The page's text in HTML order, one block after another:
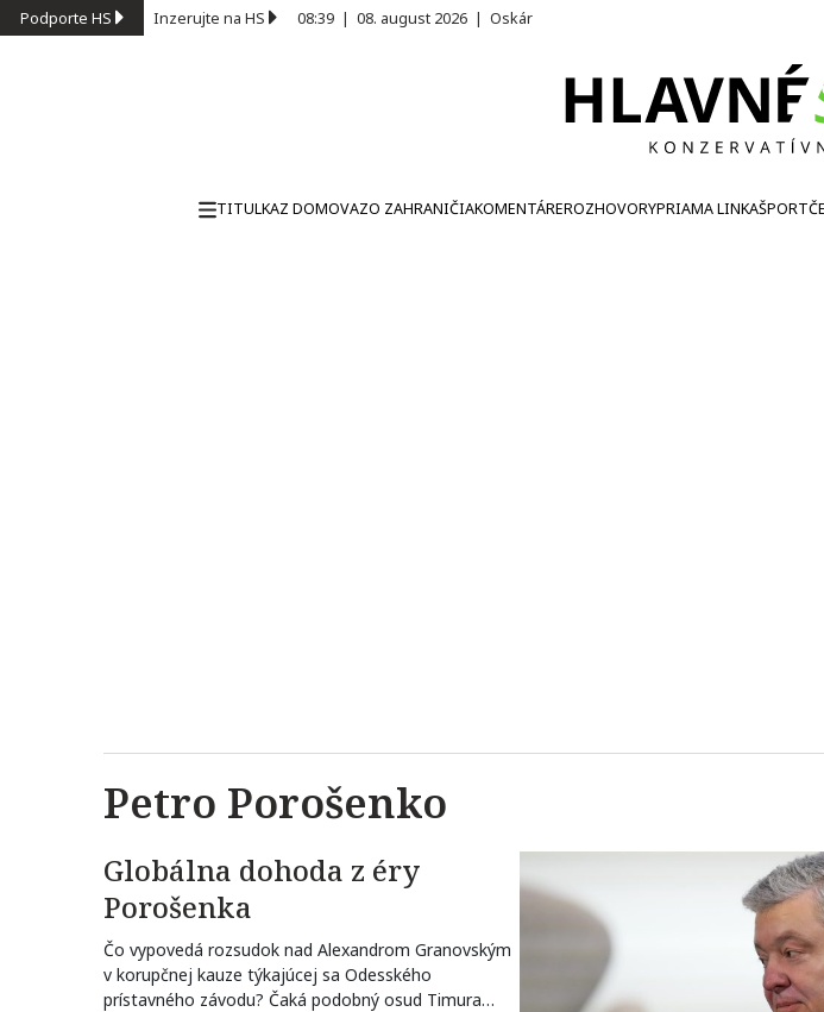
Podporte HS Inzerujte na HS 08:39 | 08. august 2026 | Oskár
TITULKAZ DOMOVAZO ZAHRANIČIAKOMENTÁREROZHOVORYPRIAMA LINKAŠPORT
Petro Porošenko
Globálna dohoda z éry
Porošenka
Čo vypovedá rozsudok nad Alexandrom Granovským
v korupčnej kauze týkajúcej sa Odesského
prístavného závodu? Čaká podobný osud Timura